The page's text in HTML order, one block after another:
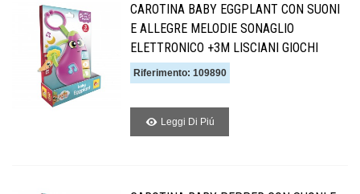
CAROTINA BABY EGGPLANT CON SUONI
E ALLEGRE MELODIE SONAGLIO
ELETTRONICO +3M LISCIANI GIOCHI
Riferimento: 109890
Leggi Di Piú